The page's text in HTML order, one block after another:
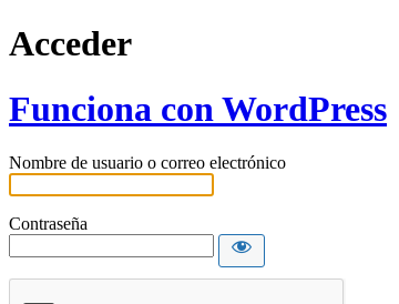
Acceder
Funciona con WordPress
Nombre de usuario o correo electrónico
Contraseña